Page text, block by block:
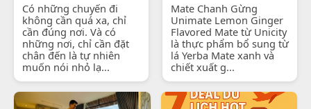
Có những chuyến đi
không cần quá xa, chỉ
cần đúng nơi. Và có
những nơi, chỉ cần đặt
chân đến là tự nhiên
muốn nói nhỏ lạ...
Mate Chanh Gừng
Unimate Lemon Ginger
Flavored Mate từ Unicity
là thực phẩm bổ sung từ
lá Yerba Mate xanh và
chiết xuất g...